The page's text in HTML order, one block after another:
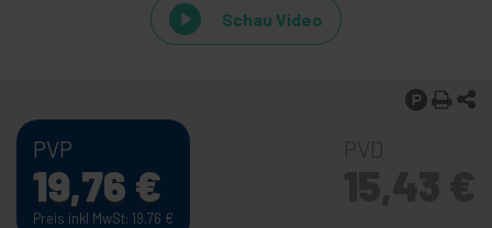
Schau Video
PVP
19,76 €
Preis inkl MwSt: 19,76 €